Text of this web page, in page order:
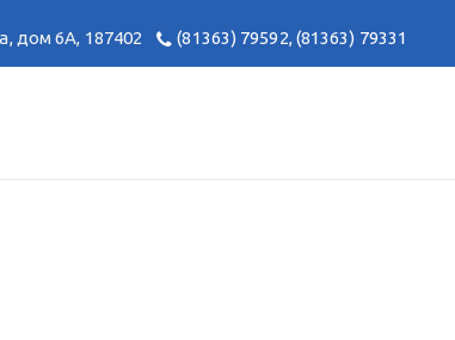
дом 6А, 187402 (81363) 79592,(81363) 79331